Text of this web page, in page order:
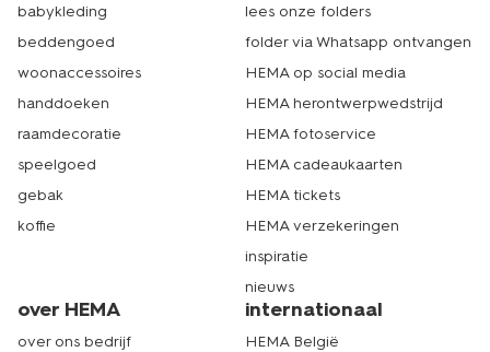
babykleding
beddengoed
woonaccessoires
handdoeken
raamdecoratie
speelgoed
gebak
koffie
lees onze folders
folder via Whatsapp ontvangen
HEMA op social media
HEMA herontwerpwedstrijd
HEMA fotoservice
HEMA cadeaukaarten
HEMA tickets
HEMA verzekeringen
inspiratie
nieuws
over HEMA
over ons bedrijf
internationaal
HEMA België